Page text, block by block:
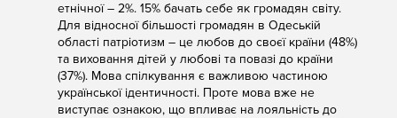
етнічної – 2%. 15% бачать себе як громадян світу.
Для відносної більшості громадян в Одеській
області патріотизм – це любов до своєї країни (48%)
та виховання дітей у любові та повазі до країни
(37%). Мова спілкування є важливою частиною
української ідентичності. Проте мова вже не
виступає ознакою, що впливає на лояльність до